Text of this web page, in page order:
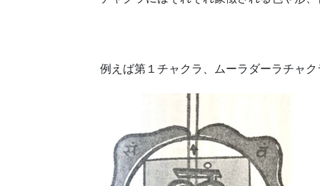
例えば第１チャクラ、ムーラダーラチャ